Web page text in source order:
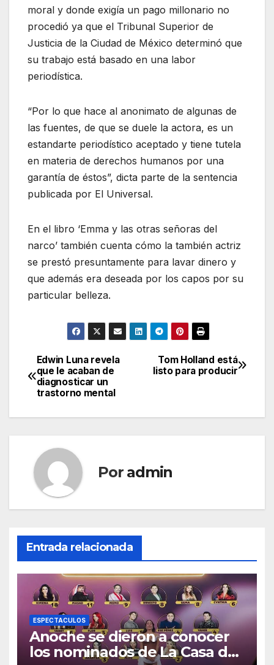
moral y donde exigía un pago millonario no
procedió ya que el Tribunal Superior de
Justicia de la Ciudad de México determinó que
su trabajo está basado en una labor
periodística.
“Por lo que hace al anonimato de algunas de
las fuentes, de que se duele la actora, es un
estandarte periodístico aceptado y tiene tutela
en materia de derechos humanos por una
garantía de éstos”, dicta parte de la sentencia
publicada por El Universal.
En el libro ‘Emma y las otras señoras del
narco’ también cuenta cómo la también actriz
se prestó presuntamente para lavar dinero y
que además era deseada por los capos por su
particular belleza.
Navegación
de
entradas
Tom Holland está
listo para producir
Edwin Luna revela
que le acaban de
diagnosticar un
trastorno mental
Por admin
Entrada relacionada
ESPECTACULOS
Anoche se dieron a conocer
los nominados de La Casa de